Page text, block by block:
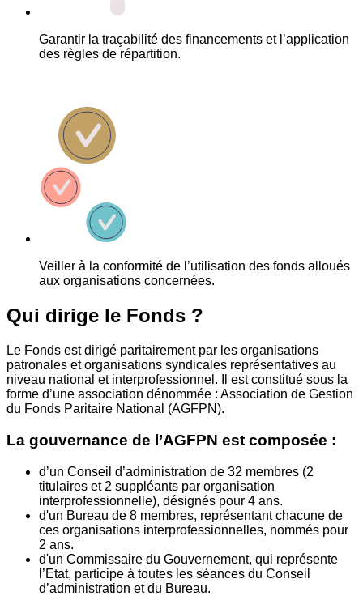
Garantir la traçabilité des financements et l’application
des règles de répartition.
Veiller à la conformité de l’utilisation des fonds alloués
aux organisations concernées.
Qui dirige le Fonds ?
Le Fonds est dirigé paritairement par les organisations
patronales et organisations syndicales représentatives au
niveau national et interprofessionnel. Il est constitué sous la
forme d’une association dénommée : Association de Gestion
du Fonds Paritaire National (AGFPN).
La gouvernance de l’AGFPN est composée :
d’un Conseil d’administration de 32 membres (2
titulaires et 2 suppléants par organisation
interprofessionnelle), désignés pour 4 ans.
d'un Bureau de 8 membres, représentant chacune de
ces organisations interprofessionnelles, nommés pour
2 ans.
d'un Commissaire du Gouvernement, qui représente
l’Etat, participe à toutes les séances du Conseil
d’administration et du Bureau.